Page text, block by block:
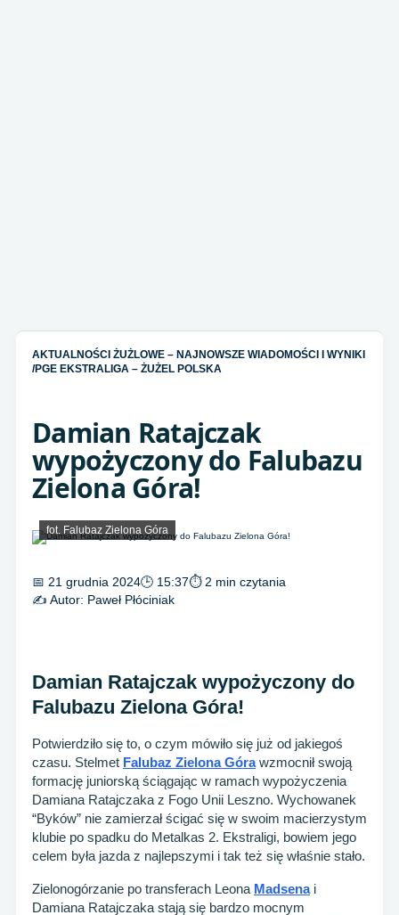
AKTUALNOŚCI ŻUŻLOWE – NAJNOWSZE WIADOMOŚCI I WYNIKI
/PGE EKSTRALIGA – ŻUŻEL POLSKA
Damian Ratajczak
wypożyczony do Falubazu
Zielona Góra!
fot. Falubaz Zielona Góra
📅 21 grudnia 2024🕒 15:37⏱ 2 min czytania
✍️ Autor: Paweł Płóciniak
Damian Ratajczak wypożyczony do
Falubazu Zielona Góra!
Potwierdziło się to, o czym mówiło się już od jakiegoś
czasu. Stelmet Falubaz Zielona Górawzmocnił swoją
formację juniorską ściągając w ramach wypożyczenia
Damiana Ratajczaka z Fogo Unii Leszno. Wychowanek
“Byków” nie zamierzał ścigać się w swoim macierzystym
klubie po spadku do Metalkas 2. Ekstraligi, bowiem jego
celem była jazda z najlepszymi i tak też się właśnie stało.
Zielonogórzanie po transferach Leona Madsenai
Damiana Ratajczaka stają się bardzo mocnym